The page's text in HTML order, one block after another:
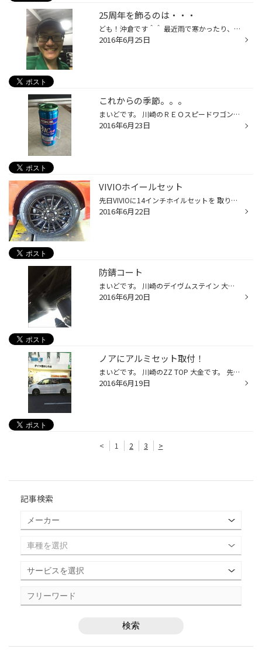
25周年を飾るのは・・・
ども！沖倉です＾＾ 最近雨で寒かったり、晴れて暑かったりと体調管理が大変ですよね。 人間も大変ですが、車も大変なんですよ？ 例えばタイヤの空気圧！ みなさん少ないと良くないって事はご存知かと思いますが、空気圧が『多すぎる』のも良くないって知ってますか？ 多いとタイヤの ・センター磨...
2016年6月25日
これからの季節。。。
まいどです。 川崎のＲＥＯスピードワゴン 大金です。 皆様のお車、エアコン付いてますよね？ そんなエアコン付のお車に年一回オススメな作業 エアコンガス添加剤です!! エアコンガス、自然と少しずつ減ってしまうって ご存知でしたか？ 当店ではエアコンガス添加剤で ガスの補充と同時にコンプレッ...
2016年6月23日
VIVIOホイールセット
先日VIVIOに14インチホイルセットを 取り付けました。 ご来店のときは、13インチで黒ホイール がご希望でした。 14インチならポテンザアドレナリンRE003 が選べるので、インチアップで装着しました。 ホイールは、サーキュラーver.DF、2016年に 追加で出た新色のグロスブラックです。 もちろんアラ...
2016年6月22日
防錆コート
まいどです。 川崎のデイヴムステイン 大金です。 本日はＲＶＲに 防錆コートを実施! 当店、アライメント作業やオイル交換等で車の下にもぐる事が多いですが、 下まわりの錆や腐食がよく見受けられます。。。 そんなときには 防錆コート!!! 錆の進行を防いで、 「マフラーに穴が開いちゃった。。。...
2016年6月20日
ノアにアルミセット取付！
まいどです。 川崎のZZ TOP 大金です。 先日取り付けたホイールセットのレポートです。 車両はノア！ 納車前からご予約を頂いておりました^^ 納車と同時にドン！ いかがでしょうか。 インチアップをすると 乗り心地は悪くなります。。 それをｶﾊﾞｰをするのがＲＥＧＮＯです！ ＲＥＧＮＯ＋ＬＥＯＮＩ...
2016年6月19日
< 1 2 3 >
記事検索